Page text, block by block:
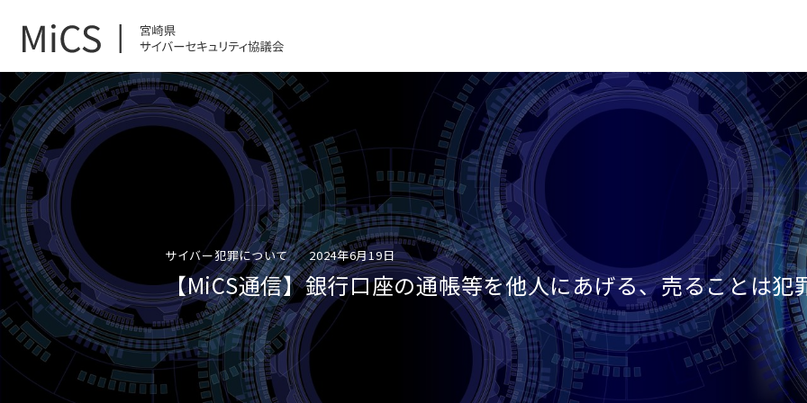
サイバー犯罪について 2024年6月19日
【MiCS通信】銀行口座の通帳等を他人にあげる、売ることは犯